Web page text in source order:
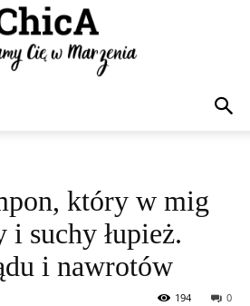
który w mig
i suchy łupież.
i nawrotów
0
194